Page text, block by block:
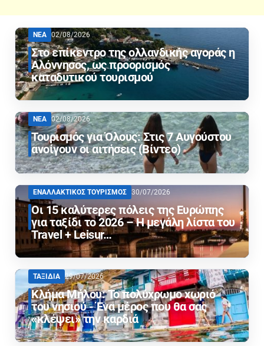
ΝΕΑ 02/08/2026
Στο επίκεντρο της ολλανδικής αγοράς η
Αλόννησος, ως προορισμός
καταδυτικού τουρισμού
ΝΕΑ 02/08/2026
Τουρισμός για Όλους: Στις 7 Αυγούστου
ανοίγουν οι αιτήσεις (Βίντεο)
ΕΝΑΛΛΑΚΤΙΚΟΣ ΤΟΥΡΙΣΜΟΣ 30/07/2026
Οι 15 καλύτερες πόλεις της Ευρώπης
για ταξίδι το 2026 – Η μεγάλη λίστα του
Travel + Leisur…
ΤΑΞΙΔΙΑ 29/07/2026
Κλήμα Μήλου: Το πολύχρωμο χωριό
του νησιού - Ένα μέρος που θα σας
«κλέψει» την καρδιά